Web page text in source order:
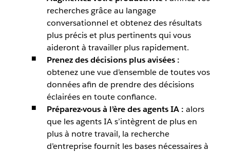
recherches grâce au langage
conversationnel et obtenez des résultats
plus précis et plus pertinents qui vous
aideront à travailler plus rapidement.
Prenez des décisions plus avisées :
obtenez une vue d’ensemble de toutes vos
données afin de prendre des décisions
éclairées en toute confiance.
Préparez-vous à l’ère des agents IA : alors
que les agents IA s’intègrent de plus en
plus à notre travail, la recherche
d’entreprise fournit les bases nécessaires à